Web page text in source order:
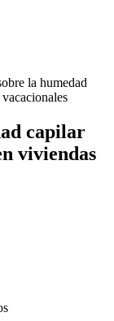
la humedad
capilar
viviendas